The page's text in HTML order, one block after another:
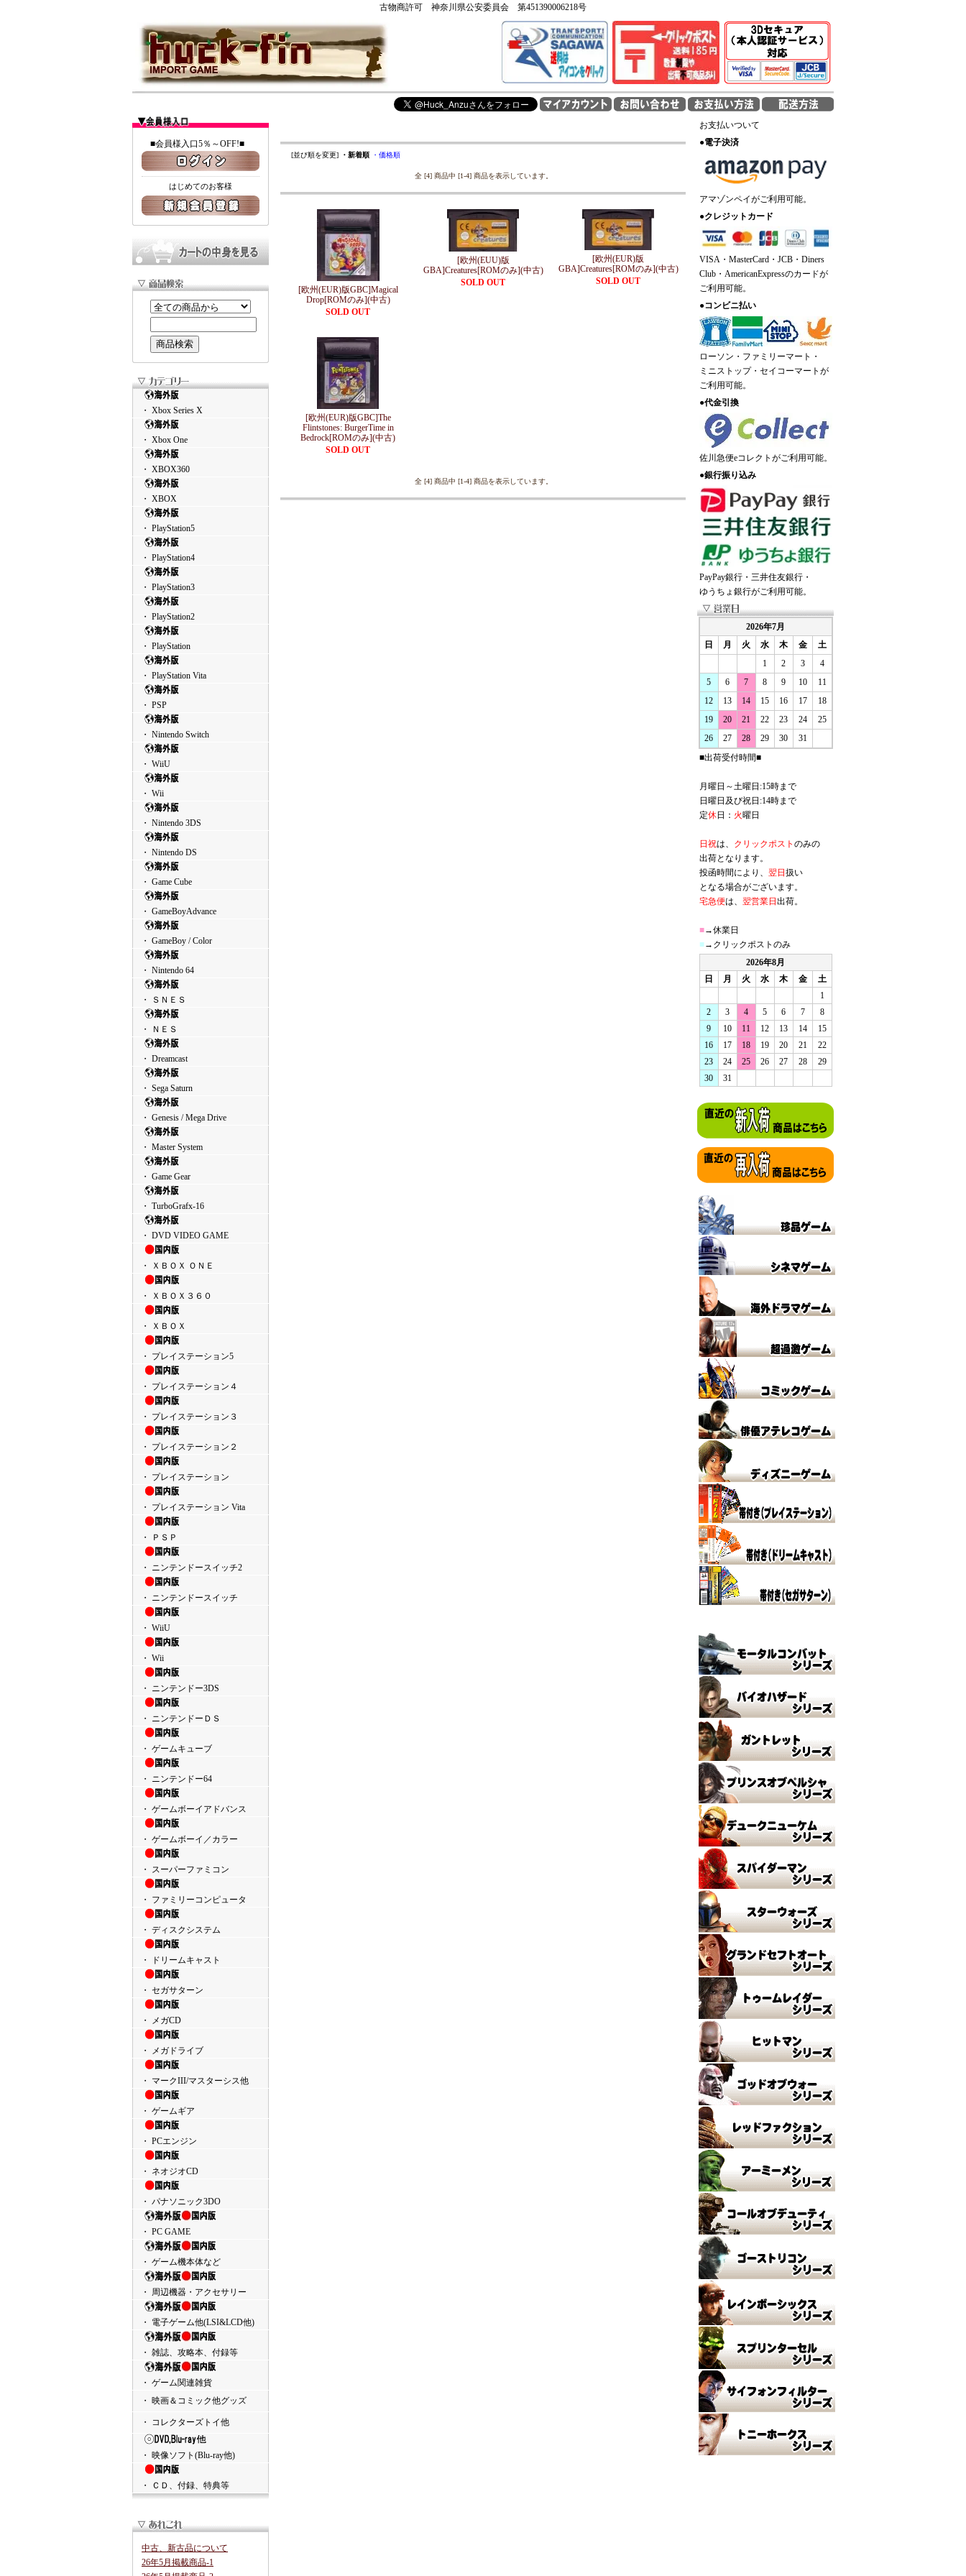
古物商許可 神奈川県公安委員会 第451390006218号
■会員様入口5％～OFF!■
はじめてのお客様
・ Xbox Series X
・ Xbox One
・ XBOX360
・ XBOX
・ PlayStation5
・ PlayStation4
・ PlayStation3
・ PlayStation2
・ PlayStation
・ PlayStation Vita
・ PSP
・ Nintendo Switch
・ WiiU
・ Wii
・ Nintendo 3DS
・ Nintendo DS
・ Game Cube
・ GameBoyAdvance
・ GameBoy / Color
・ Nintendo 64
・ ＳＮＥＳ
・ ＮＥＳ
・ Dreamcast
・ Sega Saturn
・ Genesis / Mega Drive
・ Master System
・ Game Gear
・ TurboGrafx-16
・ DVD VIDEO GAME
・ ＸＢＯＸ ＯＮＥ
・ ＸＢＯＸ３６０
・ ＸＢＯＸ
・ プレイステーション5
・ プレイステーション４
・ プレイステーション３
・ プレイステーション２
・ プレイステーション
・ プレイステーション Vita
・ ＰＳＰ
・ ニンテンドースイッチ2
・ ニンテンドースイッチ
・ WiiU
・ Wii
・ ニンテンドー3DS
・ ニンテンドーＤＳ
・ ゲームキューブ
・ ニンテンドー64
・ ゲームボーイアドバンス
・ ゲームボーイ／カラー
・ スーパーファミコン
・ ファミリーコンピュータ
・ ディスクシステム
・ ドリームキャスト
・ セガサターン
・ メガCD
・ メガドライブ
・ マークIII/マスターシス他
・ ゲームギア
・ PCエンジン
・ ネオジオCD
・ パナソニック3DO
・ PC GAME
・ ゲーム機本体など
・ 周辺機器・アクセサリー
・ 電子ゲーム他(LSI&LCD他)
・ 雑誌、攻略本、付録等
・ ゲーム関連雑貨
・ 映画＆コミック他グッズ
・ コレクターズトイ他
・ 映像ソフト(Blu-ray他)
・ ＣＤ、付録、特典等
中古、新古品について
26年5月掲載商品-1
[並び順を変更] ・新着順 ・価格順
全 [4] 商品中 [1-4] 商品を表示しています。
[欧州(EUR)版GBC]Magical
Drop[ROMのみ](中古)
SOLD OUT
[欧州(EUU)版
GBA]Creatures[ROMのみ](中古)
SOLD OUT
[欧州(EUR)版
GBA]Creatures[ROMのみ](中古)
SOLD OUT
[欧州(EUR)版GBC]The
Flintstones: BurgerTime in
Bedrock[ROMのみ](中古)
SOLD OUT
全 [4] 商品中 [1-4] 商品を表示しています。
お支払いついて
●電子決済
アマゾンペイがご利用可能。
●クレジットカード
VISA・MasterCard・JCB・Diners
Club・AmericanExpressのカードが
ご利用可能。
●コンビニ払い
ローソン・ファミリーマート・
ミニストップ・セイコーマートが
ご利用可能。
●代金引換
佐川急便eコレクトがご利用可能。
●銀行振り込み
PayPay銀行・三井住友銀行・
ゆうちょ銀行がご利用可能。
2026年7月
日
月 火 水 木 金
土
1
2 3
4
5
6 7 8 9 10
11
12
13 14 15 16 17
18
19
20 21 22 23 24
25
26
27 28 29 30
31
■出荷受付時間■
月曜日～土曜日:15時まで
日曜日及び祝日:14時まで
定休日： 火曜日
日祝は、 クリックポスト のみの
出荷となります。
投函時間により、 翌日 扱い
となる場合がございます。
宅急便は、 翌営業日 出荷。
■→休業日
■→クリックポストのみ
2026年8月
日
月 火 水 木 金
土
1
2
3 4 5 6 7
8
9
10 11 12 13 14
15
16
17 18 19 20 21
22
23
24 25 26 27 28
29
30
31